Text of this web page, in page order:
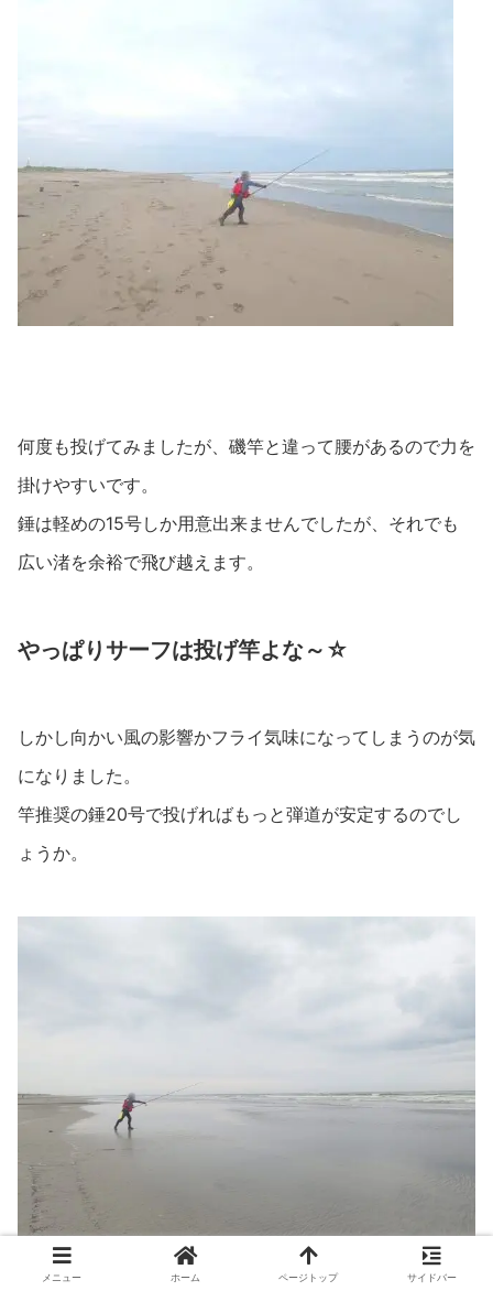
何度も投げてみましたが、磯竿と違って腰があるので力を
掛けやすいです。
錘は軽めの15号しか用意出来ませんでしたが、それでも
広い渚を余裕で飛び越えます。
やっぱりサーフは投げ竿よな～☆
しかし向かい風の影響かフライ気味になってしまうのが気
になりました。
竿推奨の錘20号で投げればもっと弾道が安定するのでし
ょうか。
メニュー ホーム ページトップ サイドバー